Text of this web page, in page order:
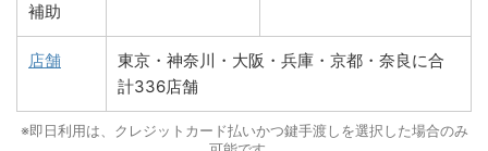
補助
店舗
東京・神奈川・大阪・兵庫・京都・奈良に合
計336店舗
※即日利用は、クレジットカード払いかつ鍵手渡しを選択した場合のみ